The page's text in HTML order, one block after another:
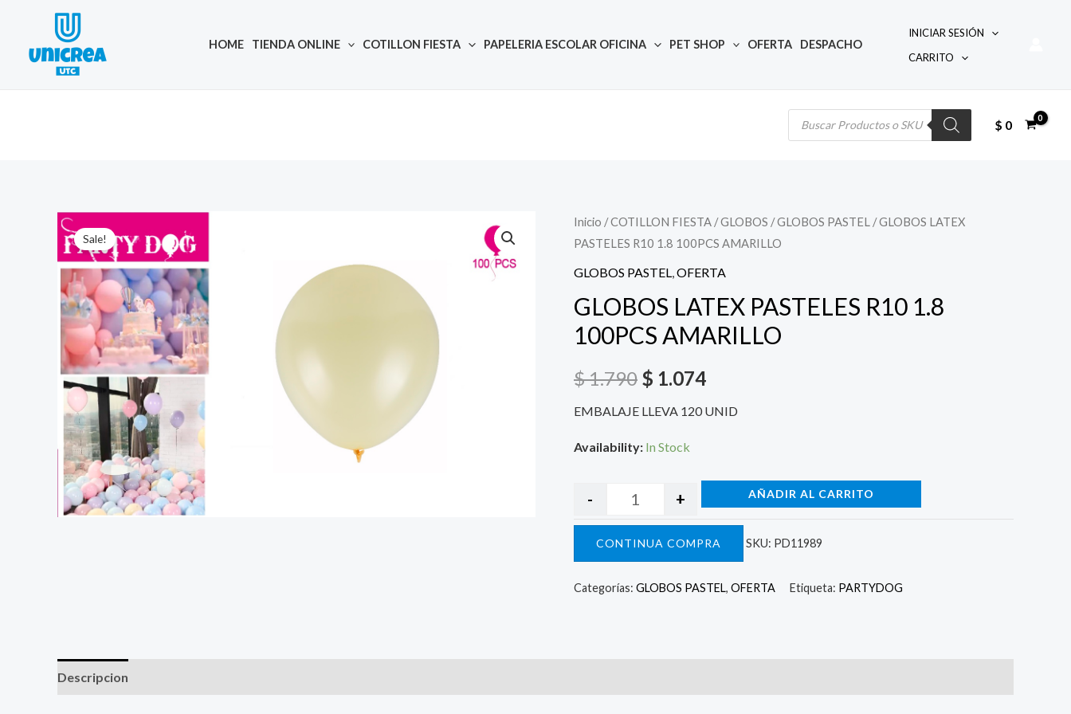
content
HOME TIENDA ONLINE COTILLON FIESTA PAPELERIA ESCOLAR OFICINA PET SHOP OFERTA DESPACHO
INICIAR SESIÓN
CARRITO
Búsqueda
$ 0
Sale!
Inicio /COTILLON FIESTA /GLOBOS /GLOBOS PASTEL / GLOBOS LATEX
PASTELES R10 1.8 100PCS AMARILLO
GLOBOS PASTEL OFERTA
GLOBOS LATEX PASTELES R10 1.8
100PCS AMARILLO
$1.790
El
original
era:
$ 1.790.
$ 1.074
El
actual
es:
EMBALAJE LLEVA 120 UNID
Availability: In Stock
Quantity
- + AÑADIR AL CARRITO
CONTINUA COMPRA SKU: PD11989
Categorías: GLOBOS PASTEL, OFERTA Etiqueta: PARTYDOG
Descripcion